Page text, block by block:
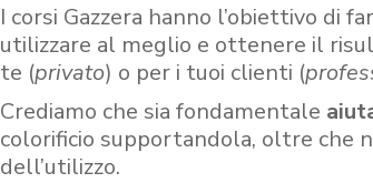
I corsi Gazzera hanno l’obiettivo di far
utilizzare al meglio e ottenere il
te (privato) o per i tuoi clienti (
Crediamo che sia fondamentale
colorificio supportandola, oltre che
dell’utilizzo.